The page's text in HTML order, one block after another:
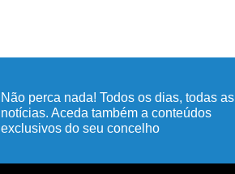
Não perca nada! Todos os dias, todas as
notícias. Aceda também a conteúdos
exclusivos do seu concelho